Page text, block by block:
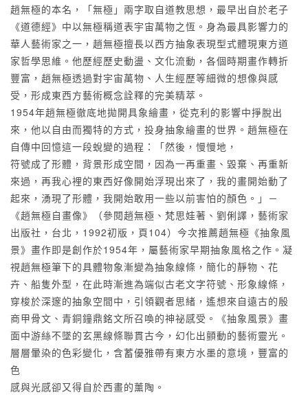
趙無極的本名，「無極」兩字取自道教思想，最早出自於老子
《道德經》中以無極稱道表宇宙萬物之恆。身為最具影響力的
華人藝術家之一，趙無極擅長以西方抽象表現型式體現東方道
家哲學思維。他歷經歷史動盪、文化流動，各個時期畫作轉折
豐富，趙無極透過對宇宙萬物、人生經歷等細微的想像與感
受，形成東西方藝術概念詮釋的完美精萃。
1954年趙無極徹底地拋開具象繪畫，從克利的影響中掙脫出
來，他以自由而獨特的方式，投身抽象繪畫的世界。趙無極在
自傳中回憶這一段蛻變的過程：「然後，慢慢地，
符號成了形體，背景形成空間，因為一再重畫、毀棄、再重新
來過，再我心裡的東西好像開始浮現出來了，我的畫開始動了
起來，湧現了形體，我開始敢用一些以前害怕的顏色。」－
《趙無極自畫像》（參閱趙無極、梵思娃著、劉俐譯，藝術家
出版社，台北，1992初版，頁104）今次推薦趙無極《抽象風
景》畫作即是創作於1954年，屬藝術家早期抽象風格之作。凝
視趙無極筆下的具體物象漸變為抽象線條，簡化的靜物、花
卉、船隻外型，在此時漸進為端似古老文字符號、形象線條，
穿梭於深邃的抽象空間中，引領觀者思緒，遙想來自遠古的殷
商甲骨文、青銅鐘鼎銘文所召喚的神祕感受。《抽象風景》畫
面中游絲不墜的玄黑線條聯貫古今，幻化出顫動的藝術靈光。
層層暈染的色彩變化，含蓄優雅帶有東方水墨的意境，豐富的
色
感與光感卻又得自於西畫的薰陶。